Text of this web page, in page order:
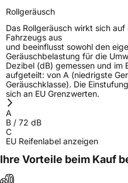
Rollgeräusch
Das Rollgeräusch wirkt sich
Fahrzeugs aus
und beeinflusst sowohl den
Geräuschbelastung für die
Dezibel (dB) gemessen und im
aufgeteilt: von A (niedrigste
Geräuschklasse). Die
sich an EU Grenzwerten.
A
B / 72 dB
C
EU Reifenlabel anzeigen
Ihre Vorteile beim Kauf